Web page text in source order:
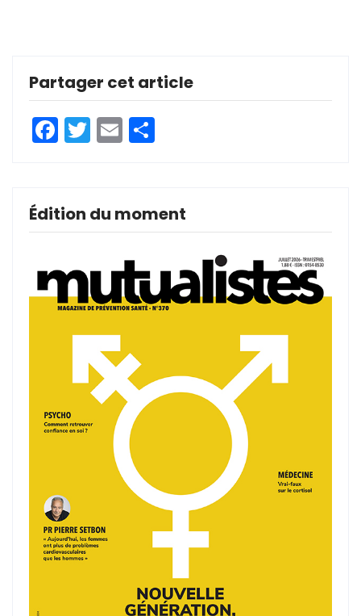
Partager cet article
Facebook
Twitter
Email
Édition du moment